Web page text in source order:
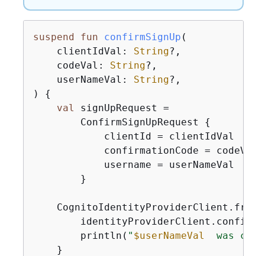
suspend fun confirmSignUp (
    clientIdVal:
String?,
    codeVal:
String?,
    userNameVal:
String?,
)
{
val
signUpRequest =
        ConfirmSignUpRequest
{
            clientId = clientIdVal
            confirmationCode = codeVal
            username = userNameVal
        }
        println(
" $userNameVal
was
    }